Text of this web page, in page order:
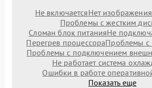
Не включаетсяНет
Проблемы с жестким
Сломан блок питанияНе
Перегрев процессораПроблемы с
Проблемы с подключением
Не работает система
Ошибки в работе
Показать еще